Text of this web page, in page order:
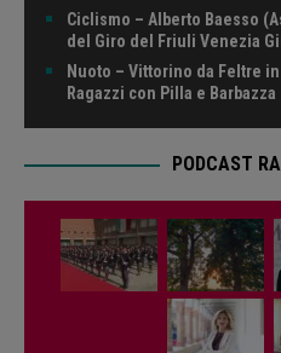
Ciclismo – Alberto Baesso
del Giro del Friuli Venezia
Nuoto – Vittorino da Feltre
Ragazzi con Pilla e Barbazza
PODCAST